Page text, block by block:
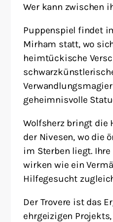
Wer kann zwischen
Puppenspiel findet
Mirham statt, wo
heimtückische
geheimnisvolle
Wolfsherz bringt die
der Nivesen, wo die
im Sterben liegt. Ihre
wirken wie ein
Hilfegesucht
Der Trovere ist das
ehrgeizigen